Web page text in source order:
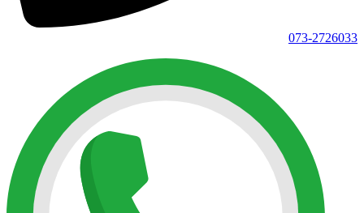
073-2726033